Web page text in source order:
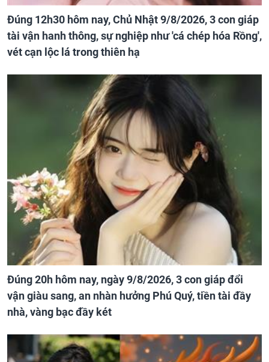
Đúng 12h30 hôm nay, Chủ Nhật 9/8/2026, 3 con giáp
tài vận hanh thông, sự nghiệp như 'cá chép hóa Rồng',
vét cạn lộc lá trong thiên hạ
Đúng 20h hôm nay, ngày 9/8/2026, 3 con giáp đổi
vận giàu sang, an nhàn hưởng Phú Quý, tiền tài đầy
nhà, vàng bạc đầy két